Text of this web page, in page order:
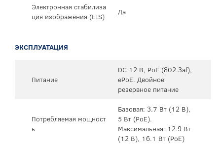
Электронная стабилиза
ция изображения (EIS)
Да
ЭКСПЛУАТАЦИЯ
Питание
DC 12 В, PoE (802.3af),
ePoE. Двойное
резервное питание
Потребляемая мощност
ь
Базовая: 3.7 Вт (12 В),
5 Вт (PoE).
Максимальная: 12.9 Вт
(12 В), 16.1 Вт (PoE)